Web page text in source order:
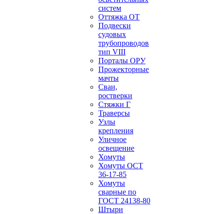
систем
Оттяжка ОТ
Подвески
судовых
трубопроводов
тип VIII
Порталы ОРУ
Прожекторные
мачты
Сваи,
ростверки
Стяжки Г
Траверсы
Узлы
крепления
Уличное
освещение
Хомуты
Хомуты ОСТ
36-17-85
Хомуты
сварные по
ГОСТ 24138-80
Штыри